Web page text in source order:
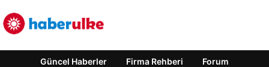
Güncel Haberler Firma Rehberi Forum